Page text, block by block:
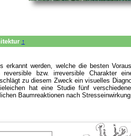
↑
erkannt werden, welche die besten
bzw. irreversible Charakter
zu diesem Zweck ein visuelles
hat eine Studie fünf verschiedene
Baumreaktionen nach